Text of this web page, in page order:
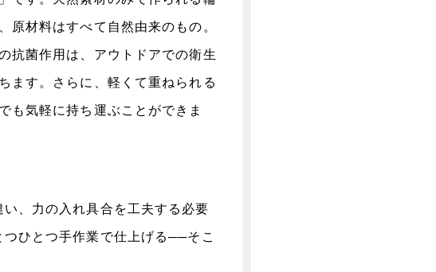
原材料はすべて自然由来のもの。
抗菌作用は、アウトドアでの衛生
ます。さらに、軽くて重ねられる
も気軽に持ち運ぶことができま
、力の入れ具合を工夫する必要
ひとつ手作業で仕上げる──そこ